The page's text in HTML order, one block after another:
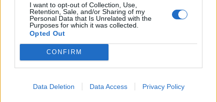
I want to opt-out of Collection, Use,
Retention, Sale, and/or Sharing of my
Personal Data that Is Unrelated with the
Purposes for which it was collected.
Opted Out
CONFIRM
Data Deletion Data Access Privacy Policy